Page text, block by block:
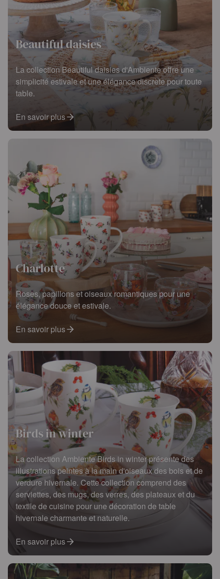
Beautiful daisies
La collection Beautiful daisies d'Ambiente offre une
simplicité estivale et une élégance discrète pour toute
table.
En savoir plus
Charlotte
Roses, papillons et oiseaux romantiques pour une
élégance douce et estivale.
En savoir plus
Birds in winter
La collection Ambiente Birds in winter présente des
illustrations peintes à la main d'oiseaux des bois et de
verdure hivernale. Cette collection comprend des
serviettes, des mugs, des verres, des plateaux et du
textile de cuisine pour une décoration de table
hivernale charmante et naturelle.
En savoir plus